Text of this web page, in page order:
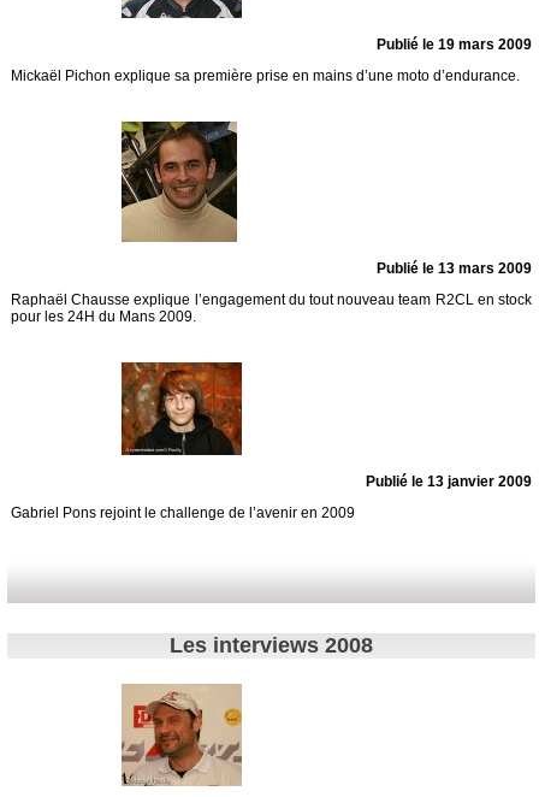
Publié le 19 mars 2009
Mickaël Pichon explique sa première prise en mains d’une moto d’endurance.
Publié le 13 mars 2009
Raphaël Chausse explique l’engagement du tout nouveau team R2CL en stock
pour les 24H du Mans 2009.
Publié le 13 janvier 2009
Gabriel Pons rejoint le challenge de l’avenir en 2009
Les interviews 2008